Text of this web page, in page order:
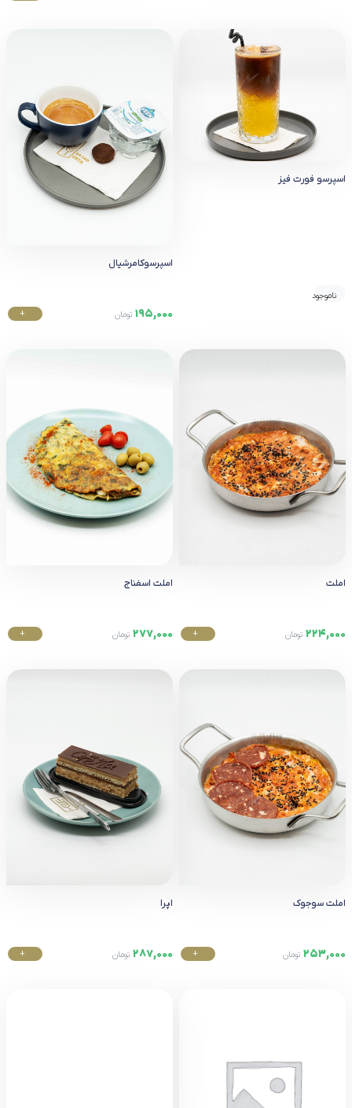
اسپرسو فورت فیز
ناموجود
اسپرسوکامرشیال
195,000 تومان
+
املت
224,000 تومان
+
املت اسفناج
277,000 تومان
+
املت سوجوک
253,000 تومان
+
اپرا
287,000 تومان
+